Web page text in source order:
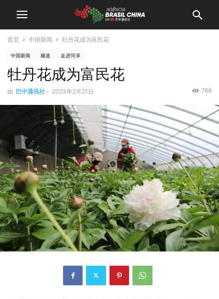
首页 中国新闻 牡丹花成为富民花
中国新闻 频道 走进菏泽
牡丹花成为富民花
由 巴中通讯社 - 2023年2月21日 766